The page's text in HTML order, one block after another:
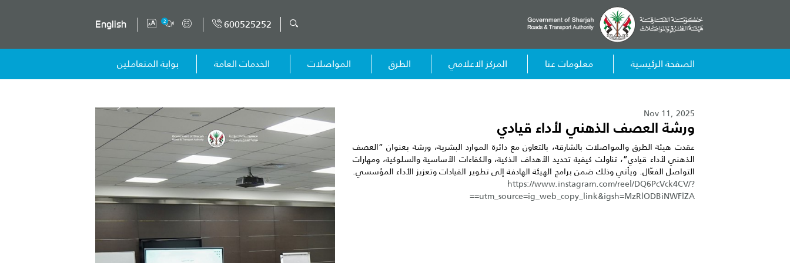
600525252
2
English
الصفحة الرئيسية معلومات عنا المركز الاعلامي الطرق المواصلات الخدمات العامة بوابة المتعاملين
Nov 11, 2025
ورشة العصف الذهني لأداء قيادي
عقدت هيئة الطرق والمواصلات بالشارقة، بالتعاون مع دائرة الموارد البشرية، ورشة بعنوان “العصف
الذهني لأداء قيادي”، تناولت كيفية تحديد الأهداف الذكية، والكفاءات الأساسية والسلوكية، ومهارات
التواصل الفعّال. ويأتي وذلك ضمن برامج الهيئة الهادفة إلى تطوير القيادات وتعزيز الأداء المؤسسي.
https://www.instagram.com/reel/DQ6PcVck4CV/?
utm_source=ig_web_copy_link&igsh=MzRlODBiNWFlZA==